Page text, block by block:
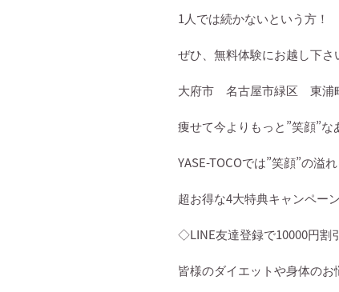
1 人では続かないという方！
ぜひ、無料体験にお越し下さ
大府市 名古屋市緑区 東
痩せて今よりもっと”笑顔”な
YASE-TOCOでは”笑顔”の溢
超お得な4大特典キャンペー
◇LINE友達登録で10000円割
皆様のダイエットや身体のお